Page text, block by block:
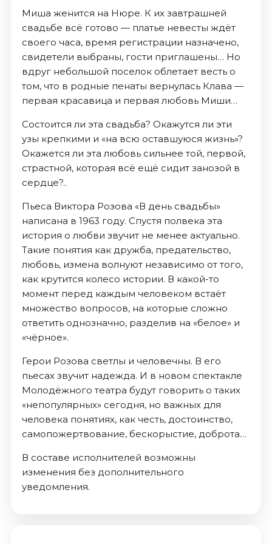
Миша женится на Нюре. К их завтрашней
свадьбе всё готово — платье невесты ждёт
своего часа, время регистрации назначено,
свидетели выбраны, гости приглашены… Но
вдруг небольшой поселок облетает весть о
том, что в родные пенаты вернулась Клава —
первая красавица и первая любовь Миши…
Состоится ли эта свадьба? Окажутся ли эти
узы крепкими и «на всю оставшуюся жизнь»?
Окажется ли эта любовь сильнее той, первой,
страстной, которая всё ещё сидит занозой в
сердце?..
Пьеса Виктора Розова «В день свадьбы»
написана в 1963 году. Спустя полвека эта
история о любви звучит не менее актуально.
Такие понятия как дружба, предательство,
любовь, измена волнуют независимо от того,
как крутится колесо истории. В какой-то
момент перед каждым человеком встаёт
множество вопросов, на которые сложно
ответить однозначно, разделив на «белое» и
«чёрное».
Герои Розова светлы и человечны. В его
пьесах звучит надежда. И в новом спектакле
Молодёжного театра будут говорить о таких
«непопулярных» сегодня, но важных для
человека понятиях, как честь, достоинство,
самопожертвование, бескорыстие, доброта…
В составе исполнителей возможны
изменения без дополнительного
уведомления.